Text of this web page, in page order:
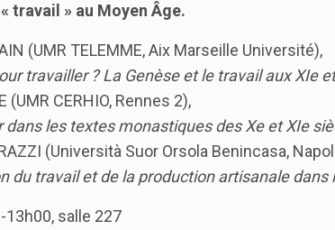
travail » au Moyen Âge.
(UMR TELEMME, Aix Marseille Université),
travailler ? La Genèse et le travail aux XIe
(UMR CERHIO, Rennes 2),
dans les textes monastiques des Xe et XIe
(Università Suor Orsola Benincasa,
du travail et de la production artisanale
13h00, salle 227